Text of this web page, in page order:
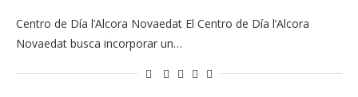
Centro de Día l’Alcora Novaedat El Centro de Día l’Alcora
Novaedat busca incorporar un…